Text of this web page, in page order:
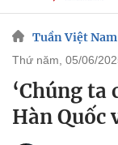
Tuần Việt Nam
thứ năm, 05/06/
‘Chúng ta
Hàn Quốc